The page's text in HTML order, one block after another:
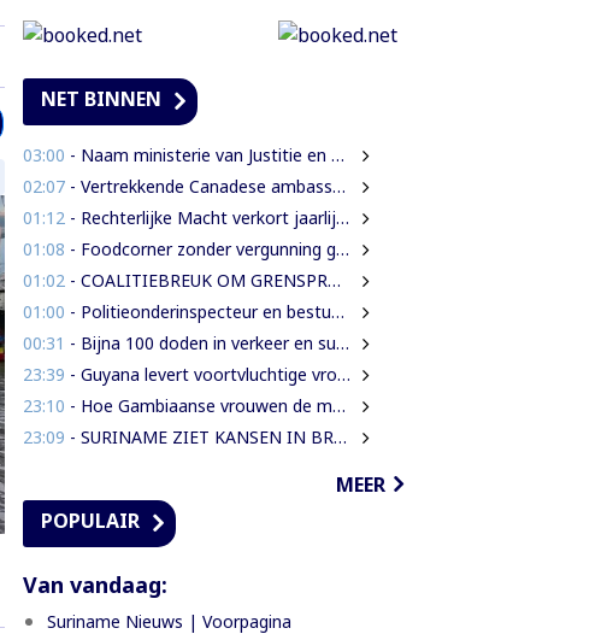
NET BINNEN
03:00 - Naam ministerie van Justitie en Politie verandert naar Justitie en Veiligheid
02:07- Vertrekkende Canadese ambassadeur wil grotere rol voor Canada in Suriname
01:12 - Rechterlijke Macht verkort jaarlijkse zittingsvrije periode naar één maand
01:08 - Foodcorner zonder vergunning gesloten tijdens derde dag integrale controles
01:02 - COALITIEBREUK OM GRENSPROTOCOL ONWAARSCHIJNLIJK
01:00 - Politieonderinspecteur en bestuurder gewond nadat auto over de kop slaat
00:31 - Bijna 100 doden in verkeer en suïcide voor 2026 is veel te veel’, zegt Lau
23:39 - Guyana levert voortvluchtige vrouwelijke verdachte in mensenhandel uit aan Suriname
23:10 - Hoe Gambiaanse vrouwen de mangroves herstellen die Banjul beschermen
23:09 - SURINAME ZIET KANSEN IN BRAZILIAANSE RADARTECHNOLOGIE VOOR GRENSBEWAKING EN VEILIGHEID
MEER
POPULAIR
Van vandaag:
Suriname Nieuws | Voorpagina